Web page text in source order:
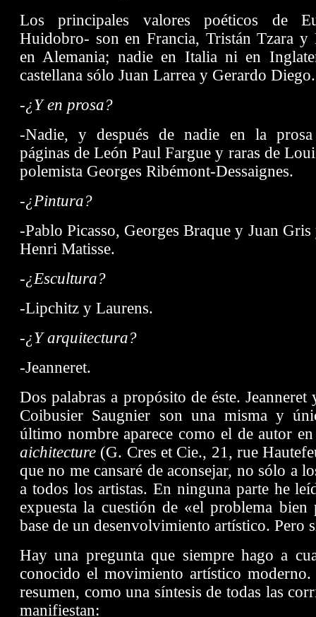
Los principales valores poéticos de
Huidobro- son en Francia, Tristán Tzara
en Alemania; nadie en Italia ni en
castellana sólo Juan Larrea y Gerardo Diego.
-¿Y en prosa?
-Nadie, y después de nadie en la prosa
páginas de León Paul Fargue y raras de
polemista Georges Ribémont-Dessaignes.
-¿Pintura?
-Pablo Picasso, Georges Braque y Juan
Henri Matisse.
-¿Escultura?
-Lipchitz y Laurens.
-¿Y arquitectura?
-Jeanneret.
Dos palabras a propósito de éste.
Coibusier Saugnier son una misma y
último nombre aparece como el de autor
aichitecture (G. Cres et Cie., 21, rue
que no me cansaré de aconsejar, no sólo a
a todos los artistas. En ninguna parte he
expuesta la cuestión de «el problema bien
base de un desenvolvimiento artístico. Pero
Hay una pregunta que siempre hago a
conocido el movimiento artístico
resumen, como una síntesis de todas las
manifiestan: